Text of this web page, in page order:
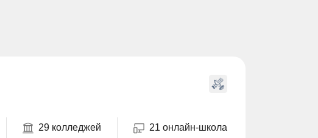
29 колледжей
21 онлайн-школа